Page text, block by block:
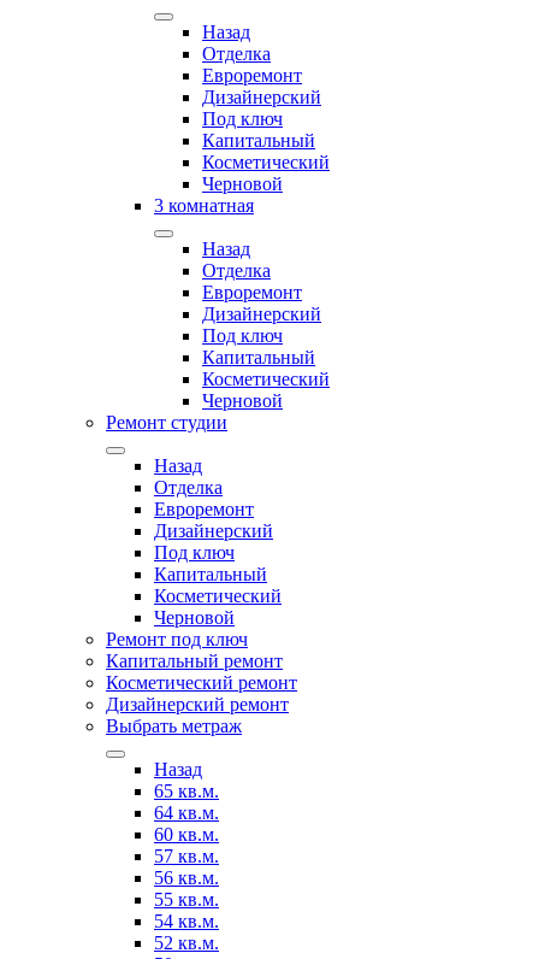
Назад
Отделка
Евроремонт
Дизайнерский
Под ключ
Капитальный
Косметический
Черновой
3 комнатная
Назад
Отделка
Евроремонт
Дизайнерский
Под ключ
Капитальный
Косметический
Черновой
Ремонт студии
Назад
Отделка
Евроремонт
Дизайнерский
Под ключ
Капитальный
Косметический
Черновой
Ремонт под ключ
Капитальный ремонт
Косметический ремонт
Дизайнерский ремонт
Выбрать метраж
Назад
65 кв.м.
64 кв.м.
60 кв.м.
57 кв.м.
56 кв.м.
55 кв.м.
54 кв.м.
52 кв.м.